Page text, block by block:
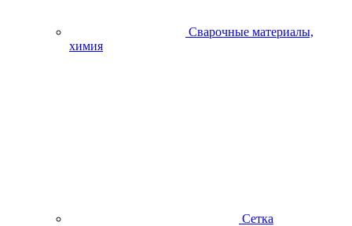
Сварочные материалы,
химия
Сетка